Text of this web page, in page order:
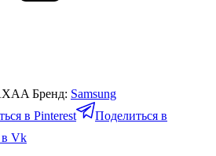
Бренд: Samsung
в Pinterest
Поделиться в
в Vk